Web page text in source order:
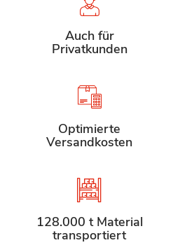
Auch für
Privatkunden
Optimierte
Versandkosten
128.000 t Material
transportiert